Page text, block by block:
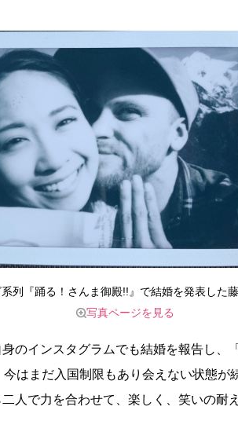
列『踊る！さんま御殿!!』で結婚を発表した藤
写真ページを見る
のインスタグラムでも結婚を報告し、
はまだ入国制限もあり会えない状態が
人で力を合わせて、楽しく、笑いの耐